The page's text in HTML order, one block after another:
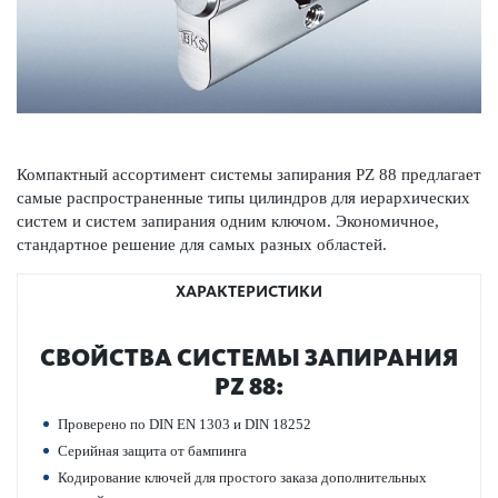
Компактный ассортимент сис­темы запирания PZ 88 предлагает
самые распрос­траненные типы цилиндров для иер­архических
систем и систем запирания одним ключом. Экономичное,
стандартное решение для самых разных обла­стей.
ХАРАКТЕРИСТИКИ
СВОЙСТВА СИС­ТЕМЫ ЗАПИРАНИЯ
PZ 88:
Проверено по DIN EN 1303 и DIN 18252
Сер­ийная защита от бампинга
Кодирование ключей для про­с­того заказа дополнительных